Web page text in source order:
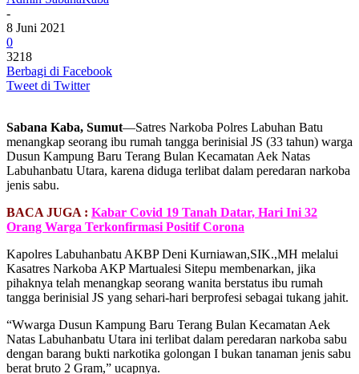
-
8 Juni 2021
0
3218
Berbagi di Facebook
Tweet di Twitter
Sabana Kaba, Sumut—Satres Narkoba Polres Labuhan Batu
menangkap seorang ibu rumah tangga berinisial JS (33 tahun) warga
Dusun Kampung Baru Terang Bulan Kecamatan Aek Natas
Labuhanbatu Utara, karena diduga terlibat dalam peredaran narkoba
jenis sabu.
BACA JUGA : Kabar Covid 19 Tanah Datar, Hari Ini 32
Orang Warga Terkonfirmasi Positif Corona
Kapolres Labuhanbatu AKBP Deni Kurniawan,SIK.,MH melalui
Kasatres Narkoba AKP Martualesi Sitepu membenarkan, jika
pihaknya telah menangkap seorang wanita berstatus ibu rumah
tangga berinisial JS yang sehari-hari berprofesi sebagai tukang jahit.
“Wwarga Dusun Kampung Baru Terang Bulan Kecamatan Aek
Natas Labuhanbatu Utara ini terlibat dalam peredaran narkoba sabu
dengan barang bukti narkotika golongan I bukan tanaman jenis sabu
berat bruto 2 Gram,” ucapnya.